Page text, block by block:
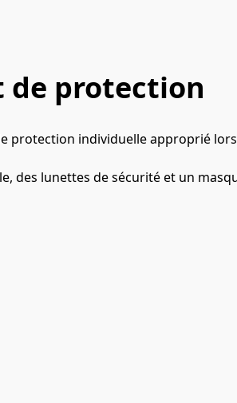
de protection
protection individuelle approprié
des lunettes de sécurité et un